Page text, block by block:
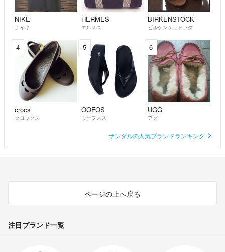
NIKE
ナイキ
HERMES
エルメス
BIRKENSTOCK
ビルケンシュトック
4
crocs
クロックス
5
OOFOS
ウーフォス
6
UGG
アグ
サンダルの人気ブランドランキング
ページの上へ戻る
注目ブランド一覧